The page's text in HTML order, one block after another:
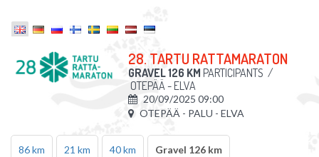
28. TARTU RATTAMARATON
GRAVEL 126 KM PARTICIPANTS /
OTEPÄÄ - ELVA
20/09/2025 09:00
OTEPÄÄ - PALU - ELVA
86 km 21 km 40 km Gravel 126 km